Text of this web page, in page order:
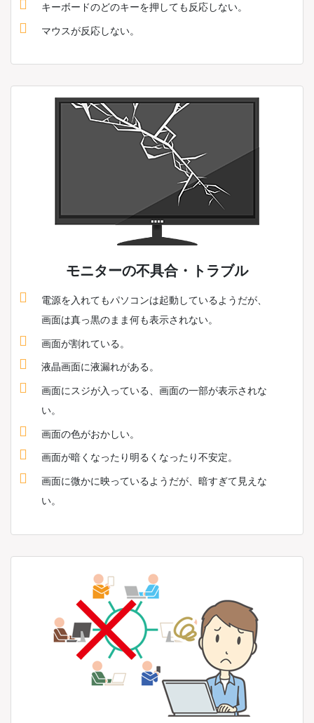
キーボードのどのキーを押しても反応しない。
マウスが反応しない。
モニターの不具合・トラブル
電源を入れてもパソコンは起動しているようだが、
画面は真っ黒のまま何も表示されない。
画面が割れている。
液晶画面に液漏れがある。
画面にスジが入っている、画面の一部が表示されな
い。
画面の色がおかしい。
画面が暗くなったり明るくなったり不安定。
画面に微かに映っているようだが、暗すぎて見えな
い。